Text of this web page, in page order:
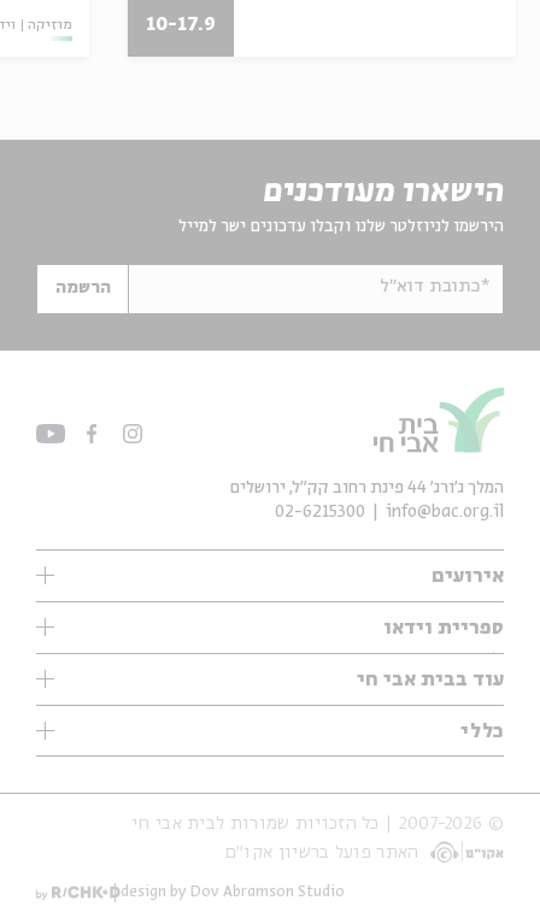
10-17.9 מוזיקה
הישארו מעודכנים
הירשמו לניוזלטר שלנו וקבלו עדכונים ישר למייל
*כתובת דוא"ל הרשמה
אירועים
עיון
אנגלית
נוער
סדרות
אירועי עבר
אירועים בירושלים
ספריית וידאו
ילדים
מוזיקה
עיון
מיוחדים
עוד בבית אבי חי
תערוכות
מיוחדים
כללי
אודות
הצהרת נגישות
תנאי שימוש והצהרת פרטיות
המלך ג'ורג' 44 פינת רחוב קק״ל, ירושלים
info@bac.org.il
02-6215300
© 2007-2026 | כל הזכויות שמורות לבית אבי חי
האתר פועל ברשיון אקו״ם
design by Dov Abramson Studio